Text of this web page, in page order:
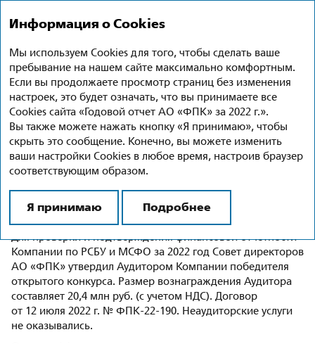
Контроль и аудит
Внешний аудитор
Привлечение внешнего аудитора АО «ФПК»
осуществляется путем проведения открытого конкурса.
Критерии оценки участников открытого конкурса
утверждены материнской компанией. Дополнительные
и объективность внешнего аудитора при проведении
открытого конкурса, не используются.
Для проверки и подтверждения финансовой отчетности
Компании по РСБУ и МСФО за 2022 год Совет директоров
АО «ФПК» утвердил Аудитором Компании победителя
открытого конкурса. Размер вознаграждения Аудитора
составляет 20,4 млн руб. (с учетом НДС). Договор
от 12 июля 2022 г. № ФПК-22-190. Неаудиторские услуги
не оказывались.
Информация о Cookies
Мы используем Cookies для того, чтобы сделать ваше
пребывание на нашем сайте максимально комфортным.
Если вы продолжаете просмотр страниц без изменения
настроек, это будет означать, что вы принимаете все
Cookies сайта «Годовой отчет АО «ФПК» за 2022 г.».
Вы также можете нажать кнопку «Я принимаю», чтобы
скрыть это сообщение. Конечно, вы можете изменить
ваши настройки Cookies в любое время, настроив браузер
соответствующим образом.
Я принимаю Подробнее